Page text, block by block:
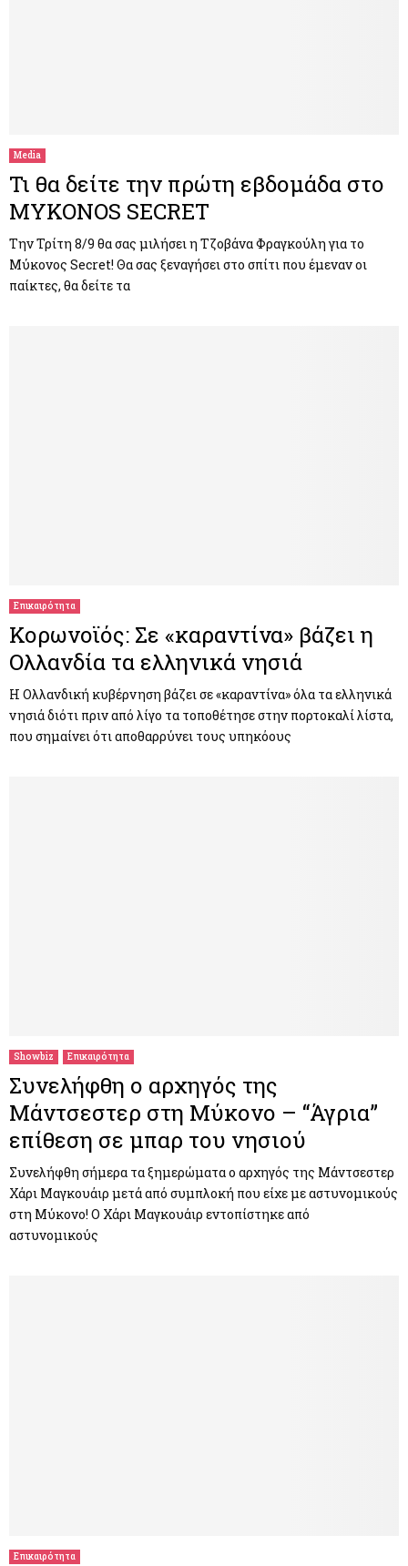
Media
Τι θα δείτε την πρώτη εβδομάδα στο
MYKONOS SECRET
Την Τρίτη 8/9 θα σας μιλήσει η Τζοβάνα Φραγκούλη για το
Μύκονος Secret! Θα σας ξεναγήσει στο σπίτι που έμεναν οι
παίκτες, θα δείτε τα
Επικαιρότητα
Κορωνοϊός: Σε «καραντίνα» βάζει η
Ολλανδία τα ελληνικά νησιά
Η Ολλανδική κυβέρνηση βάζει σε «καραντίνα» όλα τα ελληνικά
νησιά διότι πριν από λίγο τα τοποθέτησε στην πορτοκαλί λίστα,
που σημαίνει ότι αποθαρρύνει τους υπηκόους
Showbiz Επικαιρότητα
Συνελήφθη ο αρχηγός της
Μάντσεστερ στη Μύκονο – “Άγρια”
επίθεση σε μπαρ του νησιού
Συνελήφθη σήμερα τα ξημερώματα ο αρχηγός της Μάντσεστερ
Χάρι Μαγκουάιρ μετά από συμπλοκή που είχε με αστυνομικούς
στη Μύκονο! Ο Χάρι Μαγκουάιρ εντοπίστηκε από
αστυνομικούς
Επικαιρότητα